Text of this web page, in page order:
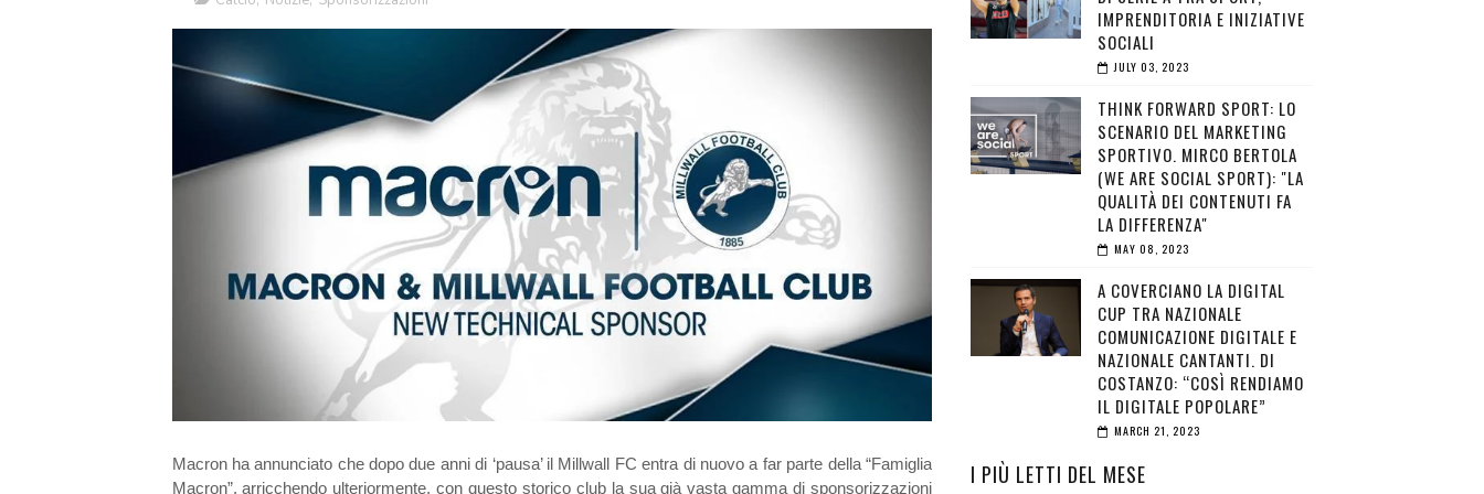
Macron ha annunciato che dopo due anni di ‘pausa’ il Millwall FC entra di nuovo a far parte della “Famiglia
Macron”, arricchendo ulteriormente, con questo storico club la sua già vasta gamma di sponsorizzazioni
IMPRENDITORIA E INIZIATIVE
SOCIALI
JULY 03, 2023
THINK FORWARD SPORT: LO
SCENARIO DEL MARKETING
SPORTIVO. MIRCO BERTOLA
(WE ARE SOCIAL SPORT): "LA
QUALITÀ DEI CONTENUTI FA
LA DIFFERENZA"
MAY 08, 2023
A COVERCIANO LA DIGITAL
CUP TRA NAZIONALE
COMUNICAZIONE DIGITALE E
NAZIONALE CANTANTI. DI
COSTANZO: “COSÌ RENDIAMO
IL DIGITALE POPOLARE”
MARCH 21, 2023
I PIÙ LETTI DEL MESE